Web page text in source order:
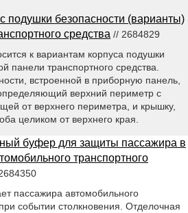
подушки безопасности (варианты)
средства // 2684829
к вариантам корпуса подушки
панели транспортного средства.
встроенной в приборную панель,
верхний периметр с
от верхнего периметра, и крышку,
целиком от верхнего края.
буфер для защиты пассажира в
транспортного
пассажира автомобильного
событии столкновения. Отделочная